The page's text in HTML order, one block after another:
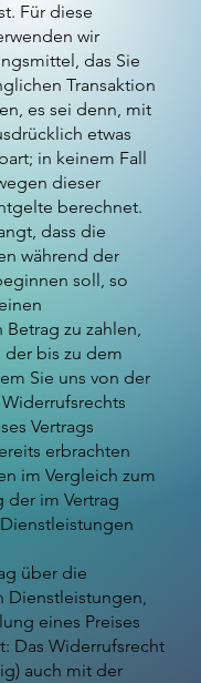
Für diese
wir
das Sie
Transaktion
es sei denn, mit
etwas
in keinem Fall
dieser
berechnet.
dass die
während der
soll, so
Betrag zu zahlen,
bis zu dem
Sie uns von der
Vertrags
erbrachten
im Vergleich zum
der im Vertrag
über die
Dienstleistungen,
eines Preises
Das Widerrufsrecht
auch mit der